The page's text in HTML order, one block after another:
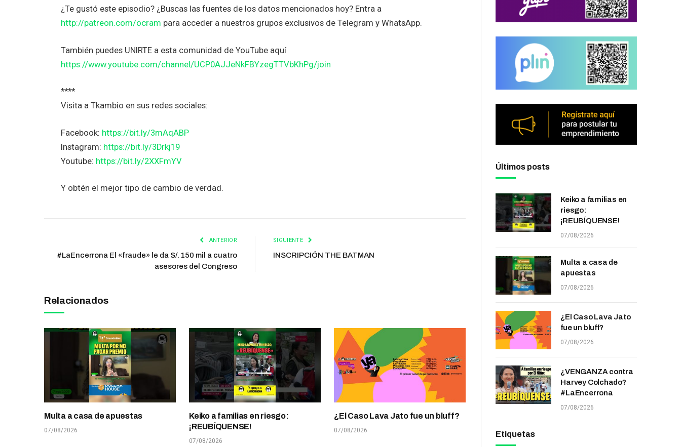
¿Te gustó este episodio? ¿Buscas las fuentes de los datos mencionados hoy? Entra a
http://patreon.com/ocram para acceder a nuestros grupos exclusivos de Telegram y WhatsApp.
También puedes UNIRTE a esta comunidad de YouTube aquí
https://www.youtube.com/channel/UCP0AJJeNkFBYzegTTVbKhPg/join
****
Visita a Tkambio en sus redes sociales:
Facebook: https://bit.ly/3mAqABP
Instagram: https://bit.ly/3Drkj19
Youtube: https://bit.ly/2XXFmYV
Y obtén el mejor tipo de cambio de verdad.
ANTERIOR
#LaEncerrona El «fraude» le da S/. 150 mil a cuatro
asesores del Congreso
SIGUIENTE
INSCRIPCIÓN THE BATMAN
Relacionados
Multa a casa de apuestas
07/08/2026
Keiko a familias en riesgo:
¡REUBÍQUENSE!
07/08/2026
¿El Caso Lava Jato fue un bluff?
07/08/2026
Últimos posts
Keiko a familias en
riesgo:
¡REUBÍQUENSE!
07/08/2026
Multa a casa de
apuestas
07/08/2026
¿El Caso Lava Jato
fue un bluff?
07/08/2026
¿VENGANZA contra
Harvey Colchado?
#LaEncerrona
07/08/2026
Etiquetas